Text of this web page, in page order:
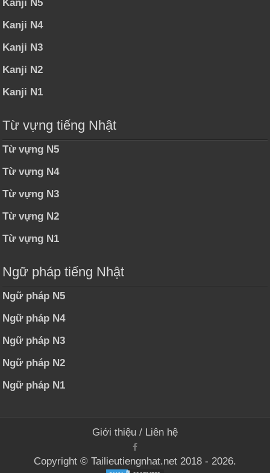
Kanji N5
Kanji N4
Kanji N3
Kanji N2
Kanji N1
Từ vựng tiếng Nhật
Từ vựng N5
Từ vựng N4
Từ vựng N3
Từ vựng N2
Từ vựng N1
Ngữ pháp tiếng Nhật
Ngữ pháp N5
Ngữ pháp N4
Ngữ pháp N3
Ngữ pháp N2
Ngữ pháp N1
Giới thiệu / Liên hệ
Copyright © Tailieutiengnhat.net 2018 - 2026.